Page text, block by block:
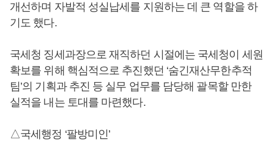
개선하며 자발적 성실납세를 지원하는 데 큰 역할을 하
기도 했다.
국세청 징세과장으로 재직하던 시절에는 국세청이 세원
확보를 위해 핵심적으로 추진했던 ‘숨긴재산무한추적
팀’의 기획과 추진 등 실무 업무를 담당해 괄목할 만한
실적을 내는 토대를 마련했다.
△국세행정 ‘팔방미인’